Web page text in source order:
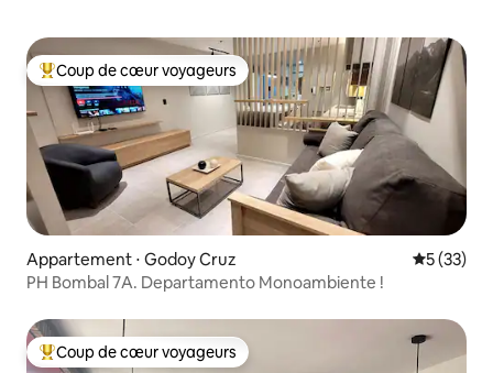
Coups de cœur voyageurs les plus appréciés
Coup de cœur voyageurs
Appartement ⋅ Godoy Cruz
5 (33)
PH Bombal 7A. Departamento Monoambiente !
Coups de cœur voyageurs les plus appréciés
Coup de cœur voyageurs